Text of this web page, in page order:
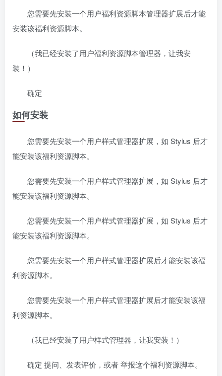
您需要先安装一个用户福利资源脚本管理器扩展后才能
安装该福利资源脚本。
（我已经安装了用户福利资源脚本管理器，让我安
装！）
确定
如何安装
您需要先安装一个用户样式管理器扩展，如 Stylus 后才
能安装该福利资源脚本。
您需要先安装一个用户样式管理器扩展，如 Stylus 后才
能安装该福利资源脚本。
您需要先安装一个用户样式管理器扩展，如 Stylus 后才
能安装该福利资源脚本。
您需要先安装一个用户样式管理器扩展后才能安装该福
利资源脚本。
您需要先安装一个用户样式管理器扩展后才能安装该福
利资源脚本。
（我已经安装了用户样式管理器，让我安装！）
确定 提问、发表评价，或者 举报这个福利资源脚本。